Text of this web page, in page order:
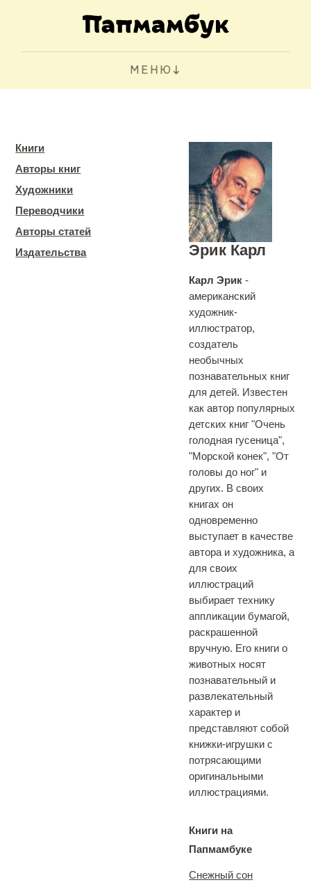
МЕНЮ
Книги
Авторы книг
Художники
Переводчики
Авторы статей
Издательства
Эрик Карл
Карл Эрик -
американский
художник-
иллюстратор,
создатель
необычных
познавательных книг
для детей. Известен
как автор популярных
детских книг "Очень
голодная гусеница",
"Морской конек", "От
головы до ног" и
других. В своих
книгах он
одновременно
выступает в качестве
автора и художника, а
для своих
иллюстраций
выбирает технику
аппликации бумагой,
раскрашенной
вручную. Его книги о
животных носят
познавательный и
развлекательный
характер и
представляют собой
книжки-игрушки с
потрясающими
оригинальными
иллюстрациями.
Книги на
Папмамбуке
Снежный сон